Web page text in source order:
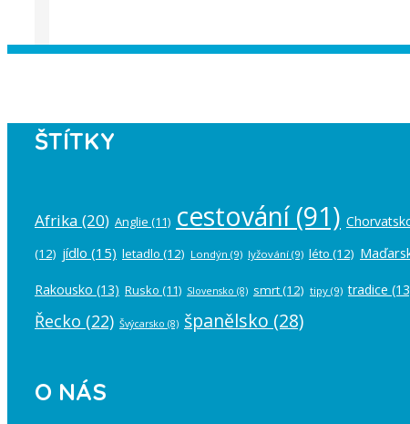
ŠTÍTKY
Afrika (20) Anglie (11) cestování(91)
(12) jídlo (15) letadlo (12) Londýn (9) lyžování (9) léto (12)
Rakousko (13) Rusko (11) Slovensko (8) smrt(12) tipy (9) tradice
Řecko (22) Švýcarsko (8) španělsko (28)
O NÁS